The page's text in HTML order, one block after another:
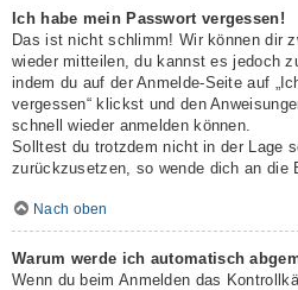
Ich habe mein Passwort vergessen!
Das ist nicht schlimm! Wir können dir
wieder mitteilen, du kannst es jedoch
indem du auf der Anmelde-Seite auf
vergessen“ klickst und den
schnell wieder anmelden können.
Solltest du trotzdem nicht in der Lage
zurückzusetzen, so wende dich an die
Nach oben
Warum werde ich automatisch
Wenn du beim Anmelden das